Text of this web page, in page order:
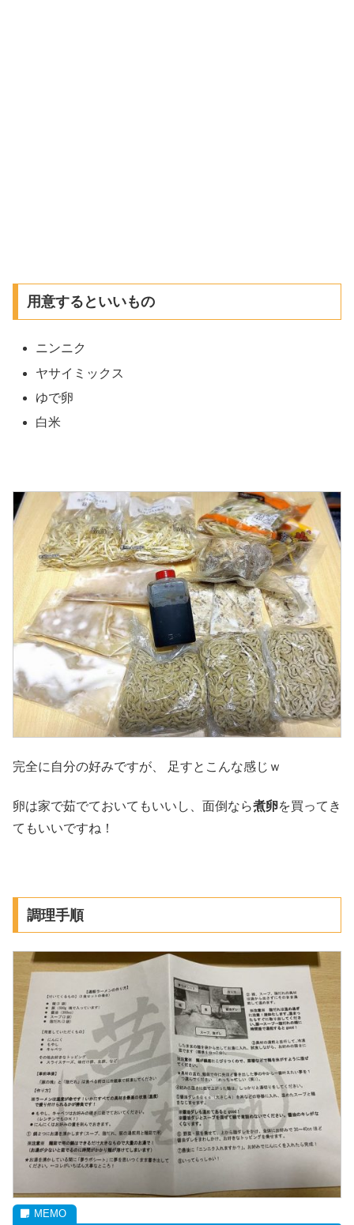
用意するといいもの
ニンニク
ヤサイミックス
ゆで卵
白米
完全に自分の好みですが、 足すとこんな感じｗ
卵は家で茹でておいてもいいし、面倒なら煮卵を買ってき
てもいいですね！
調理手順